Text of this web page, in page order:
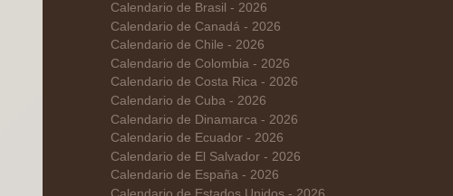
Calendario de Brasil - 2026
Calendario de Canadá - 2026
Calendario de Chile - 2026
Calendario de Colombia - 2026
Calendario de Costa Rica - 2026
Calendario de Cuba - 2026
Calendario de Dinamarca - 2026
Calendario de Ecuador - 2026
Calendario de El Salvador - 2026
Calendario de España - 2026